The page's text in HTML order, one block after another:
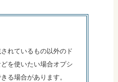
れているもの以外のド
を使いたい場合オプシ
る場合があります。